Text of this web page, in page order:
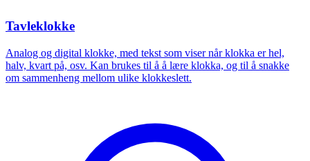
Tavleklokke
Analog og digital klokke, med tekst som viser når klokka er hel,
halv, kvart på, osv. Kan brukes til å å lære klokka, og til å snakke
om sammenheng mellom ulike klokkeslett.